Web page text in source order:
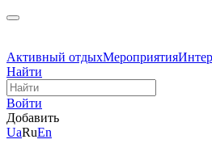
Активный отдыхМероприятия
Найти
Войти
Добавить
UaRuEn